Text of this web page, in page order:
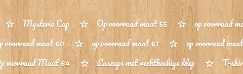
Mysterie Cap Op voorraad maat 55
op voorraad
voorraad maat 60 op voorraad maat 61
op voorraad
voorraad Maat 64 Lascaps met rechthoekige klep
T-